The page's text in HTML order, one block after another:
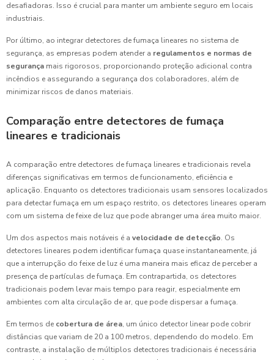
desafiadoras. Isso é crucial para manter um ambiente seguro em locais
industriais.
Por último, ao integrar detectores de fumaça lineares no sistema de
segurança, as empresas podem atender a regulamentos e normas de
segurança mais rigorosos, proporcionando proteção adicional contra
incêndios e assegurando a segurança dos colaboradores, além de
minimizar riscos de danos materiais.
Comparação entre detectores de fumaça
lineares e tradicionais
A comparação entre detectores de fumaça lineares e tradicionais revela
diferenças significativas em termos de funcionamento, eficiência e
aplicação. Enquanto os detectores tradicionais usam sensores localizados
para detectar fumaça em um espaço restrito, os detectores lineares operam
com um sistema de feixe de luz que pode abranger uma área muito maior.
Um dos aspectos mais notáveis é a velocidade de detecção. Os
detectores lineares podem identificar fumaça quase instantaneamente, já
que a interrupção do feixe de luz é uma maneira mais eficaz de perceber a
presença de partículas de fumaça. Em contrapartida, os detectores
tradicionais podem levar mais tempo para reagir, especialmente em
ambientes com alta circulação de ar, que pode dispersar a fumaça.
Em termos de cobertura de área, um único detector linear pode cobrir
distâncias que variam de 20 a 100 metros, dependendo do modelo. Em
contraste, a instalação de múltiplos detectores tradicionais é necessária